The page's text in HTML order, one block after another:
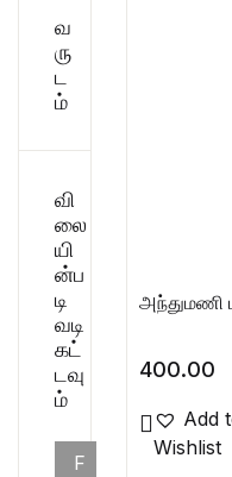
அந்துமணி
400.00
Add
Wishlist
வ
ரு
ட
ம்
வி
லை
யி
ன்ப
டி
வடி
கட்
டவு
ம்
F